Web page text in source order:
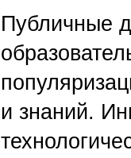
Публичные
и знаний.